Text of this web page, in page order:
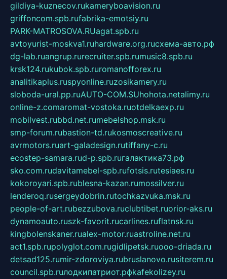
gildiya-kuznecov.rukameryboavision.ru
griffoncom.spb.rufabrika-emotsiy.ru
PARK-MATROSOVA.RUagat.spb.ru
avtoyurist-moskva1.ruhardware.org.ruсхема-авто.рф
dg-lab.ruangrup.rurecruiter.spb.rumusic8.spb.ru
krsk124.rukubok.spb.ruromanofforex.ru
analitikaplus.ruspyonline.ruzosikamery.ru
sloboda-ural.pp.ruAUTO-COM.SUhohota.netalimy.ru
online-z.comaromat-vostoka.ruotdelkaexp.ru
mobilvest.rubbd.net.rumebelshop.msk.ru
smp-forum.rubastion-td.rukosmoscreative.ru
avrmotors.ruart-galadesign.rutiffany-c.ru
ecostep-samara.rud-p.spb.ruгалактика73.рф
sko.com.rudavitamebel-spb.rufotsis.rutesiaes.ru
kokoroyari.spb.rublesna-kazan.rumossilver.ru
lenderoq.rusergeydobrin.rutochkazvuka.msk.ru
people-of-art.rubezzubova.ruclubtibet.ruorior-aks.ru
dynamoauto.ruszk-favorit.rucarlines.ruflatnsk.ru
kingbolenskaner.rualex-motor.ruastroline.net.ru
act1.spb.rupolyglot.com.rugidlipetsk.ruooo-driada.ru
detsad125.rumir-zdoroviya.rubruslanovo.rusiterem.ru
council.spb.ruлодкипатриот.рфkafekolizey.ru